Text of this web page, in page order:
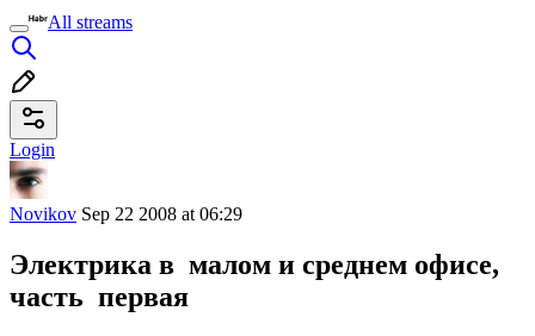
All streams
Login
Novikov Sep 22 2008 at 06:29
Электрика в малом и среднем офисе,
часть первая